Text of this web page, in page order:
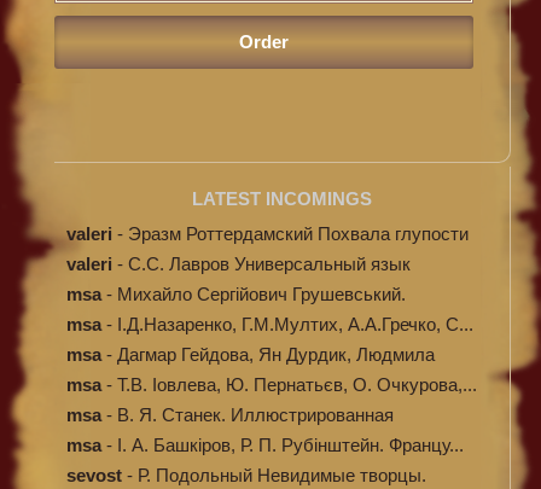
LATEST INCOMINGS
valeri - Эразм Роттердамский Похвала глупости
valeri - C.С. Лавров Универсальный язык
программи...
msa - Михайло Сергійович Грушевський.
Ілюстров...
msa - І.Д.Назаренко, Г.М.Мултих, А.А.Гречко, С...
msa - Дагмар Гейдова, Ян Дурдик, Людмила
Кибал...
msa - Т.В. Іовлева, Ю. Пернатьєв, О. Очкурова,...
msa - В. Я. Станек. Иллюстрированная
энциклопе...
msa - І. А. Башкіров, Р. П. Рубінштейн. Францу...
sevost - Р. Подольный Невидимые творцы.